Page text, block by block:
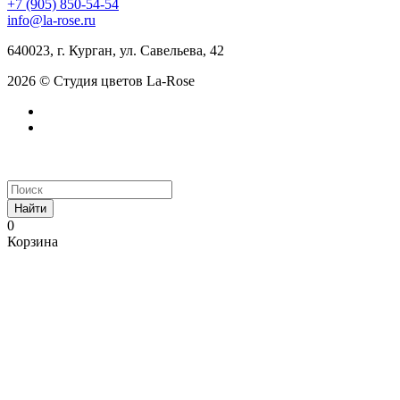
+7 (905) 850-54-54
info@la-rose.ru
640023, г. Курган, ул. Савельева, 42
2026 © Студия цветов La-Rose
Найти
0
Корзина